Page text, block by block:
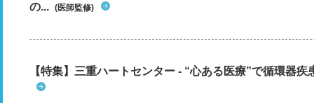
の... (医師監修)
【特集】三重ハートセンター - “心ある医療”で循環器疾